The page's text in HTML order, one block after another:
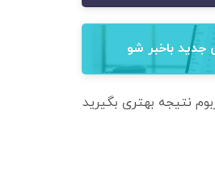
جدید باخبر شو
نتیجه بهتری بگیرید